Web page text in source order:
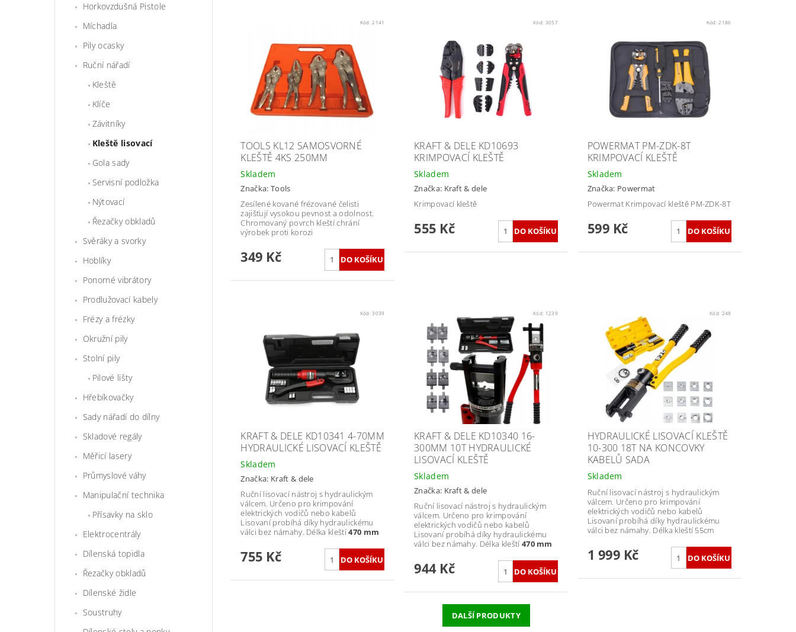
Horkovzdušná Pistole
Míchadla
Pily ocasky
Ruční nářadí
Kleště
Klíče
Závitníky
Kleště lisovací
Gola sady
Servisní podložka
Nýtovací
Řezačky obkladů
Svěráky a svorky
Hoblíky
Ponorné vibrátory
Prodlužovací kabely
Frézy a frézky
Okružní pily
Stolní pily
Pilové lišty
Hřebíkovačky
Sady nářadí do dílny
Skladové regály
Měřicí lasery
Průmyslové váhy
Manipulační technika
Přísavky na sklo
Elektrocentrály
Dílenská topidla
Řezačky obkladů
Dílenské židle
Soustruhy
Kód:2141
TOOLS KL12 SAMOSVORNÉ
KLEŠTĚ 4KS 250MM
Skladem
Značka: Tools
Zesílené kované frézované čelisti
zajišťují vysokou pevnost a odolnost.
Chromovaný povrch kleští chrání
výrobek proti korozi
349 Kč
Kód: 3057
KRAFT & DELE KD10693
KRIMPOVACÍ KLEŠTĚ
Skladem
Značka: Kraft & dele
Krimpovací kleště
555 Kč
Kód:2186
POWERMAT PM-ZDK-8T
KRIMPOVACÍ KLEŠTĚ
Skladem
Značka: Powermat
Powermat Krimpovací kleště PM-ZDK-8T
599 Kč
Kód:3039
KRAFT & DELE KD10341 4-70MM
HYDRAULICKÉ LISOVACÍ KLEŠTĚ
Skladem
Značka: Kraft & dele
Ruční lisovací nástroj s hydraulickým
válcem. Určeno pro krimpování
elektrických vodičů nebo kabelů
Lisovaní probíhá díky hydraulickému
válci bez námahy. Délka kleští470 mm
755 Kč
Kód: 1239
KRAFT & DELE KD10340 16-
300MM 10T HYDRAULICKÉ
LISOVACÍ KLEŠTĚ
Skladem
Značka: Kraft & dele
Ruční lisovací nástroj s hydraulickým
válcem. Určeno pro krimpování
elektrických vodičů nebo kabelů
Lisovaní probíhá díky hydraulickému
válci bez námahy. Délka kleští 470 mm
944 Kč
Kód: 248
HYDRAULICKÉ LISOVACÍ KLEŠTĚ
10-300 18T NA KONCOVKY
KABELŮ SADA
Skladem
Ruční lisovací nástroj s hydraulickým
válcem. Určeno pro krimpování
elektrických vodičů nebo kabelů
Lisovaní probíhá díky hydraulickému
válci bez námahy. Délka kleští 55cm
1 999 Kč
DALŠÍ PRODUKTY